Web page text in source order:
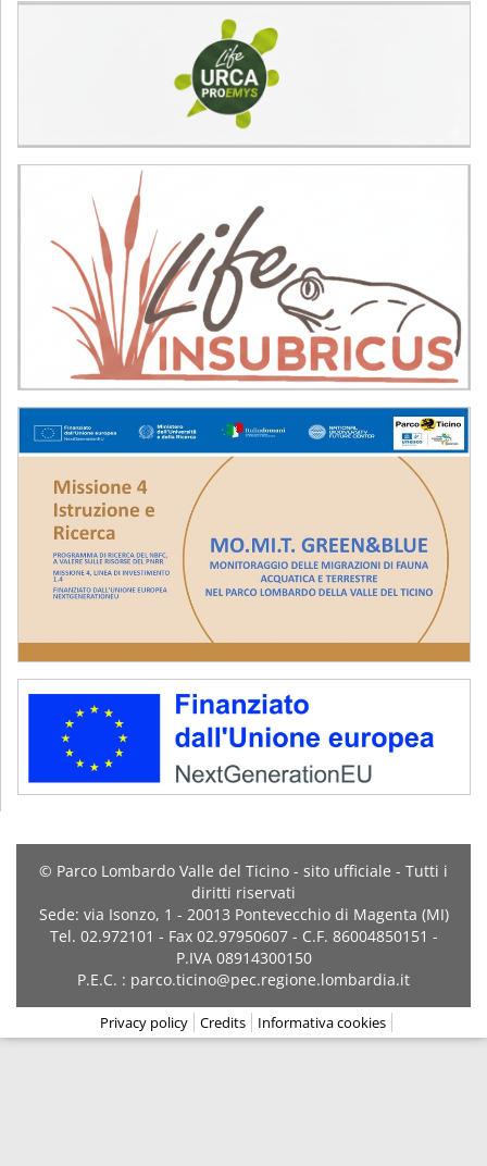
© Parco Lombardo Valle del Ticino - sito ufficiale - Tutti i
diritti riservati
Sede: via Isonzo, 1 - 20013 Pontevecchio di Magenta (MI)
Tel. 02.972101 - Fax 02.97950607 - C.F. 86004850151 -
P.IVA 08914300150
P.E.C. : parco.ticino@pec.regione.lombardia.it
Privacy policy Credits Informativa cookies